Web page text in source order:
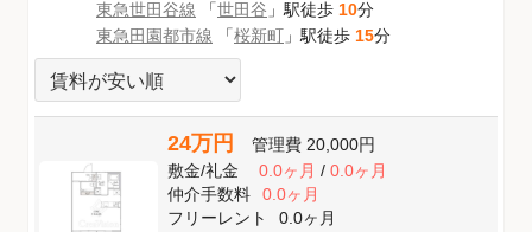
東急世田谷線 「世田谷 」駅徒歩 10分
東急田園都市線 「桜新町 」駅徒歩 15分
24万円 管理費 20,000円
敷金/礼金 0.0ヶ月/ 0.0ヶ月
仲介手数料
0.0ヶ月
フリーレント
0.0ヶ月